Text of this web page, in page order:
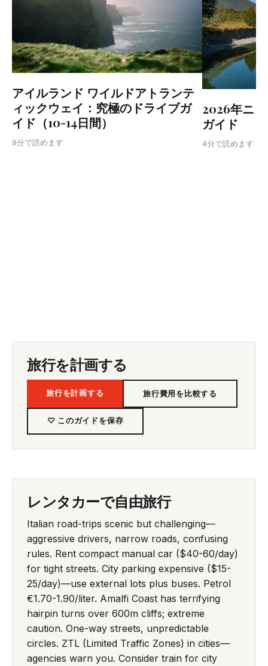
アイルランド ワイルドアトランテ
ィックウェイ：究極のドライブガ
イド（10-14日間）
9分で読めます
2026年ニ
ガイド
4分で読めます
旅行を計画する
旅行を計画する 旅行費用を比較する
♡ このガイドを保存
レンタカーで自由旅行
Italian road-trips scenic but challenging—
aggressive drivers, narrow roads, confusing
rules. Rent compact manual car ($40-60/day)
for tight streets. City parking expensive ($15-
25/day)—use external lots plus buses. Petrol
€1.70-1.90/liter. Amalfi Coast has terrifying
hairpin turns over 600m cliffs; extreme
caution. One-way streets, unpredictable
circles. ZTL (Limited Traffic Zones) in cities—
agencies warn you. Consider train for city